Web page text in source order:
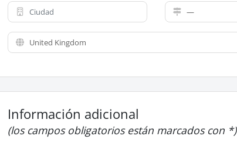
Información adicional
(los campos obligatorios están marcados con *)